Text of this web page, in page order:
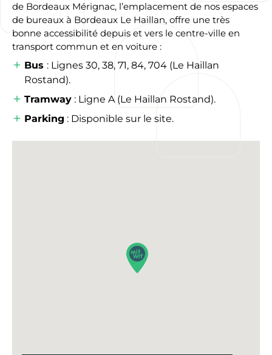
de Bordeaux Mérignac, l’emplacement de nos espaces
de bureaux à Bordeaux Le Haillan, offre une très
bonne accessibilité depuis et vers le centre-ville en
transport commun et en voiture :
Bus : Lignes 30, 38, 71, 84, 704 (Le Haillan
Rostand).
Tramway : Ligne A (Le Haillan Rostand).
Parking : Disponible sur le site.